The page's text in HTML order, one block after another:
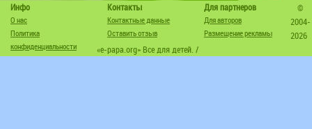
Инфо
О нас
Политика
конфиденциальности
Контакты
Контактные данные
Оставить отзыв
Для партнеров
Для авторов
Размещение рекламы
©
2004-
2026
«e-papa.org» Все для детей. /